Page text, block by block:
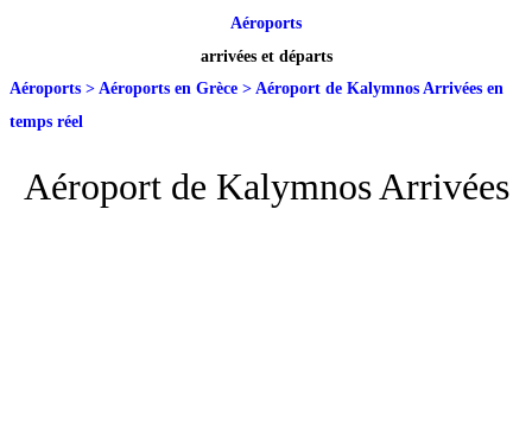
Aéroports
arrivées et départs
Aéroports > Aéroports en Grèce > Aéroport de Kalymnos Arrivées en
temps réel
Aéroport de Kalymnos Arrivées